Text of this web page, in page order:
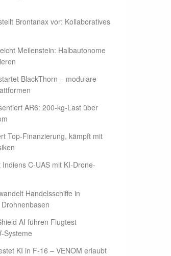
Brontanax vor: Kollaboratives
Meilenstein: Halbautonome
BlackThorn – modulare
AR6: 200-kg-Last über
Top-Finanzierung, kämpft mit
C-UAS mit KI-Drone-
Handelsschiffe in
AI führen Flugtest
Systeme
KI in F-16 – VENOM erlaubt